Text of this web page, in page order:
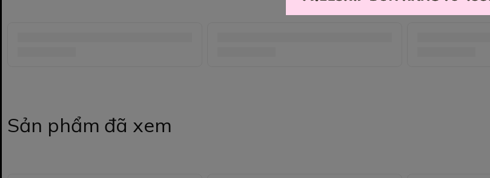
Sản phẩm đã xem